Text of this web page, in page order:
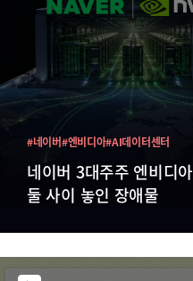
네이버 3대주주 엔비디아
둘 사이 놓인 장애물
#네이버#엔비디아#AI데이터센터